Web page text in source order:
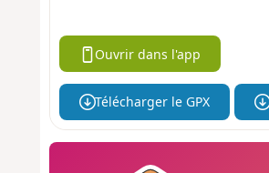
Ouvrir dans l'app
Télécharger le GPX